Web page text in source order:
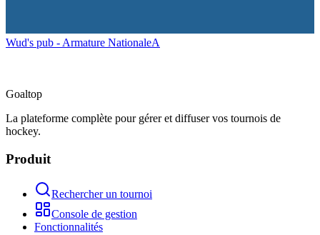
Wud's pub - Armature NationaleA
Goaltop
La plateforme complète pour gérer et diffuser vos tournois de
hockey.
Produit
Rechercher un tournoi
Console de gestion
Fonctionnalités